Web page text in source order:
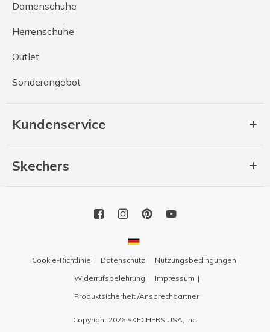
Damenschuhe
Herrenschuhe
Outlet
Sonderangebot
Kundenservice
Skechers
Cookie-Richtlinie Datenschutz
Nutzungsbedingungen
Widerrufsbelehrung
Impressum
Produktsicherheit /Ansprechpartner
Copyright 2026 SKECHERS USA, Inc.